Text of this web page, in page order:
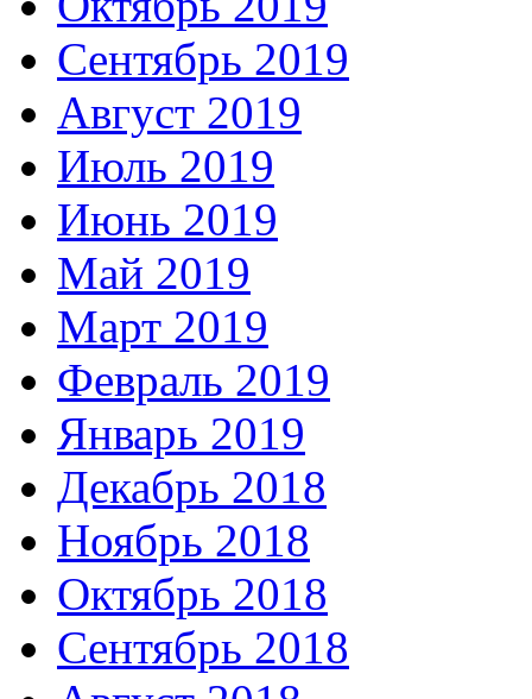
Сентябрь 2019
Август 2019
Июль 2019
Июнь 2019
Май 2019
Март 2019
Февраль 2019
Январь 2019
Декабрь 2018
Ноябрь 2018
Октябрь 2018
Сентябрь 2018